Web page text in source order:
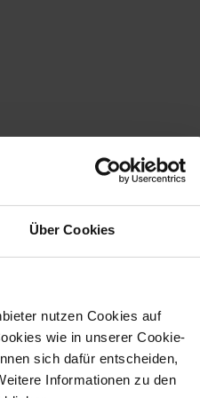
Über Cookies
nutzen Cookies auf
wie in unserer Cookie-
sich dafür entscheiden,
Informationen zu den